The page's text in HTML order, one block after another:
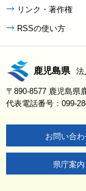
リンク・著作権
RSSの使い方
鹿児島県 法
〒890-8577 鹿児島県
代表電話番号：099-
お問い合
県庁案内